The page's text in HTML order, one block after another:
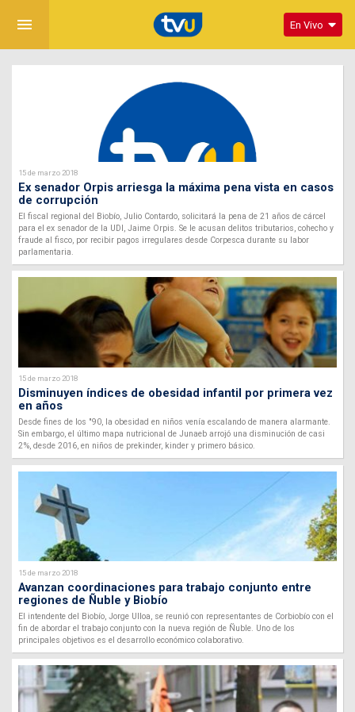
menu En Vivo
15 de marzo 2018
Ex senador Orpis arriesga la máxima pena vista en casos
de corrupción
El fiscal regional del Biobío, Julio Contardo, solicitará la pena de 21 años de cárcel
para el ex senador de la UDI, Jaime Orpis. Se le acusan delitos tributarios, cohecho y
fraude al fisco, por recibir pagos irregulares desde Corpesca durante su labor
parlamentaria.
15 de marzo 2018
Disminuyen índices de obesidad infantil por primera vez
en años
Desde fines de los "90, la obesidad en niños venía escalando de manera alarmante.
Sin embargo, el último mapa nutricional de Junaeb arrojó una disminución de casi
2%, desde 2016, en niños de prekinder, kinder y primero básico.
15 de marzo 2018
Avanzan coordinaciones para trabajo conjunto entre
regiones de Ñuble y Biobío
El intendente del Biobío, Jorge Ulloa, se reunió con representantes de Corbiobío con el
fin de abordar el trabajo conjunto con la nueva región de Ñuble. Uno de los
principales objetivos es el desarrollo económico colaborativo.